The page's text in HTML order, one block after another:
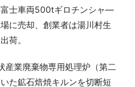
士車両500tギロチンシャ—
に売却、創業者は湯川村生
荷。
産業廃棄物専用処理炉（第二
た鉱石焙焼キルンを切断短